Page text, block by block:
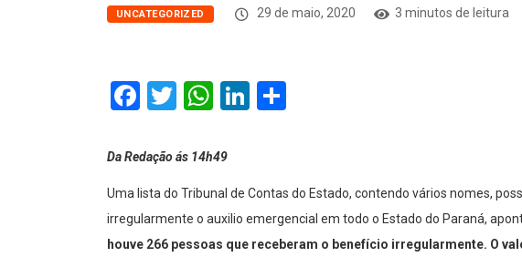
UNCATEGORIZED 29 de maio, 2020 3 minutos de leitura
Facebook
Twitter
WhatsApp
LinkedIn
Da Redação ás 14h49
Uma lista do Tribunal de Contas do Estado, contendo vários nomes,
irregularmente o auxilio emergencial em todo o Estado do Paraná,
houve 266 pessoas que receberam o benefício irregularmente. O